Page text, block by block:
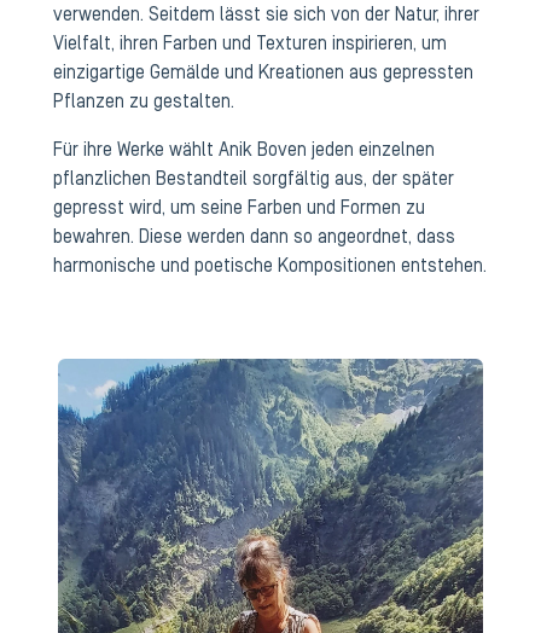
verwenden. Seitdem lässt sie sich von der Natur, ihrer
Vielfalt, ihren Farben und Texturen inspirieren, um
einzigartige Gemälde und Kreationen aus gepressten
Pflanzen zu gestalten.
Für ihre Werke wählt Anik Boven jeden einzelnen
pflanzlichen Bestandteil sorgfältig aus, der später
gepresst wird, um seine Farben und Formen zu
bewahren. Diese werden dann so angeordnet, dass
harmonische und poetische Kompositionen entstehen.